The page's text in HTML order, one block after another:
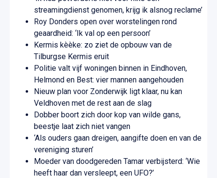
streamingdienst genomen, krijg ik alsnog reclame’
Roy Donders open over worstelingen rond
geaardheid: ‘Ik val op een persoon’
Kermis kèèke: zo ziet de opbouw van de
Tilburgse Kermis eruit
Politie valt vijf woningen binnen in Eindhoven,
Helmond en Best: vier mannen aangehouden
Nieuw plan voor Zonderwijk ligt klaar, nu kan
Veldhoven met de rest aan de slag
Dobber boort zich door kop van wilde gans,
beestje laat zich niet vangen
‘Als ouders gaan dreigen, aangifte doen en van de
vereniging sturen’
Moeder van doodgereden Tamar verbijsterd: ‘Wie
heeft haar dan versleept, een UFO?’